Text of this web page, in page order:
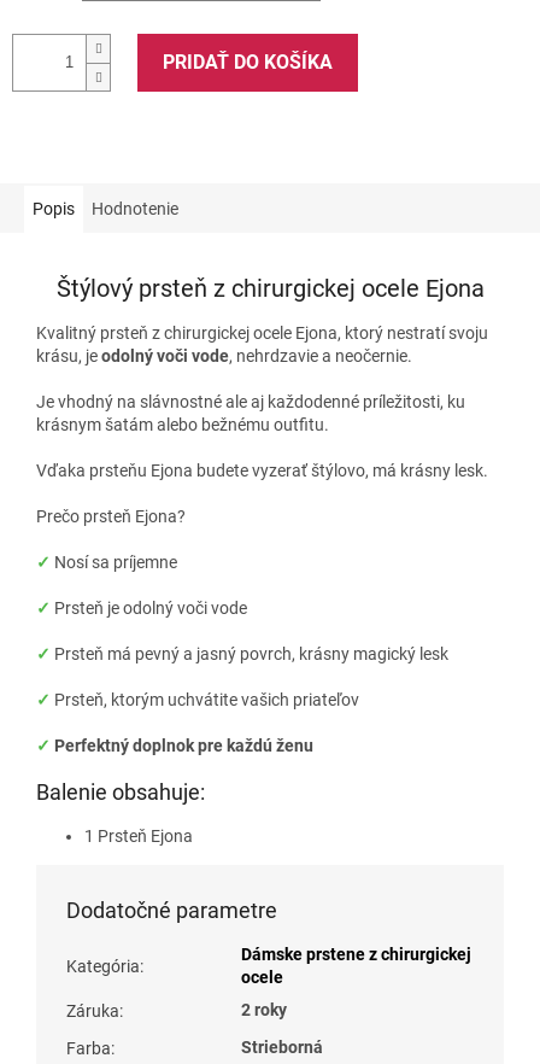
PRIDAŤ DO KOŠÍKA
Popis Hodnotenie
Štýlový prsteň z chirurgickej ocele Ejona
Kvalitný prsteň z chirurgickej ocele Ejona, ktorý nestratí svoju
krásu, jeodolný voči vode, nehrdzavie a neočernie.
Je vhodný na slávnostné ale aj každodenné príležitosti, ku
krásnym šatám alebo bežnému outfitu.
Vďaka prsteňu Ejona budete vyzerať štýlovo, má krásny lesk.
Prečo prsteň Ejona?
✓ Nosí sa príjemne
✓ Prsteň je odolný voči vode
✓ Prsteň má pevný a jasný povrch, krásny magický lesk
✓ Prsteň, ktorým uchvátite vašich priateľov
✓ Perfektný doplnok pre každú ženu
Balenie obsahuje:
1 Prsteň Ejona
Dodatočné parametre
Kategória:
Dámske prstene z chirurgickej
ocele
Záruka:
2 roky
Farba:
Strieborná